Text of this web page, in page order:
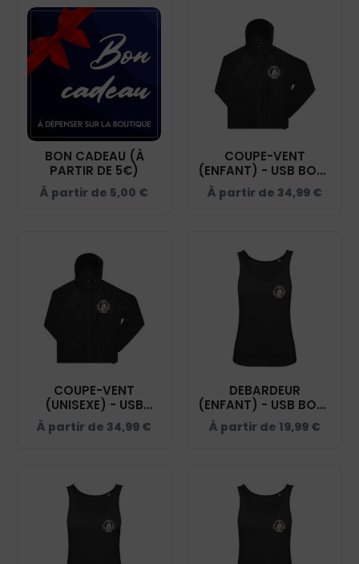
BON CADEAU (À
PARTIR DE 5€)
À partir de 5,00 €
COUPE-VENT
(ENFANT) - USB BOXE
ANGLAISE - NOIR -
BC631
À partir de 34,99 €
COUPE-VENT
(UNISEXE) - USB
BOXE ANGLAISE -
NOIR - BC630
À partir de 34,99 €
DEBARDEUR
(ENFANT) - USB BOXE
ANGLAISE – NOIR -
K362
À partir de 19,99 €